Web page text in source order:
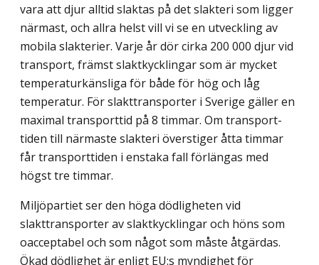
vara att djur alltid slaktas på det slakteri som ligger
närmast, och allra helst vill vi se en utveckling av
mobila slakterier. Varje år dör cirka 200 000 djur vid
transport, främst slaktkycklingar som är mycket
temperaturkänsliga för både för hög och låg
temperatur. För slakttransporter i Sverige gäller en
maximal transporttid på 8 timmar. Om transport­
tiden till närmaste slakteri överstiger åtta timmar
får transporttiden i enstaka fall förlängas med
högst tre timmar.
Miljöpartiet ser den höga dödligheten vid
slakttransporter av slaktkycklingar och höns som
oacceptabel och som något som måste åtgärdas.
Ökad dödlighet är enligt EU:s myndighet för